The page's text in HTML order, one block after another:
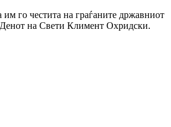
го честита на граѓаните државниот
на Свети Климент Охридски.